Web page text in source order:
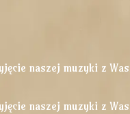
naszej muzyki z
naszej muzyki z